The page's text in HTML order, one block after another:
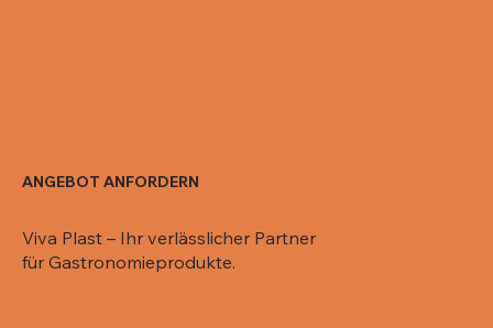
ANGEBOT ANFORDERN
Viva Plast – Ihr verlässlicher Partner
für Gastronomieprodukte.